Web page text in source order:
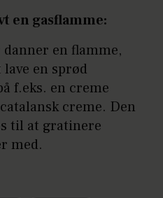
en gasflamme:
en flamme,
en sprød
f.eks. en creme
creme. Den
til at gratinere
med.